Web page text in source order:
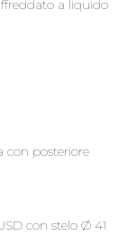
a liquido
con posteriore
con stelo Ø 41